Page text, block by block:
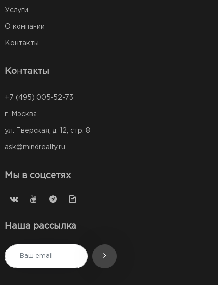
Услуги
О компании
Контакты
Контакты
+7 (495) 005-52-73
г. Москва
ул. Тверская, д. 12, стр. 8
ask@mindrealty.ru
Мы в соцсетях
Наша рассылка